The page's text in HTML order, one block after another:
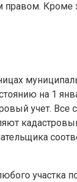
правом. Кроме
на 1
учет.
участка